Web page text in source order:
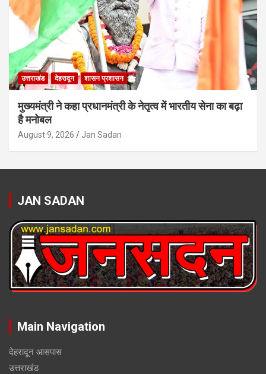
उत्तराखंड देहरादून शासन प्रशासन
मुख्यमंत्री ने कहा प्रधानमंत्री के नेतृत्व में भारतीय सेना का बढ़ा
है मनोबल
August 9, 2026 Jan Sadan
JAN SADAN
Main Navigation
देहरादून आसपास
उत्तराखंड